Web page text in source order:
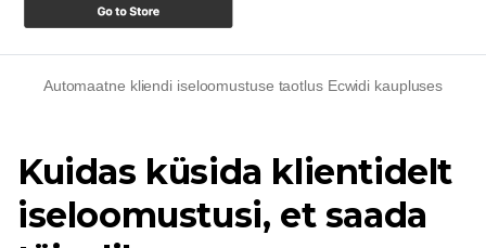
Automaatne kliendi iseloomustuse taotlus Ecwidi kaupluses
Kuidas küsida klientidelt
iseloomustusi, et saada